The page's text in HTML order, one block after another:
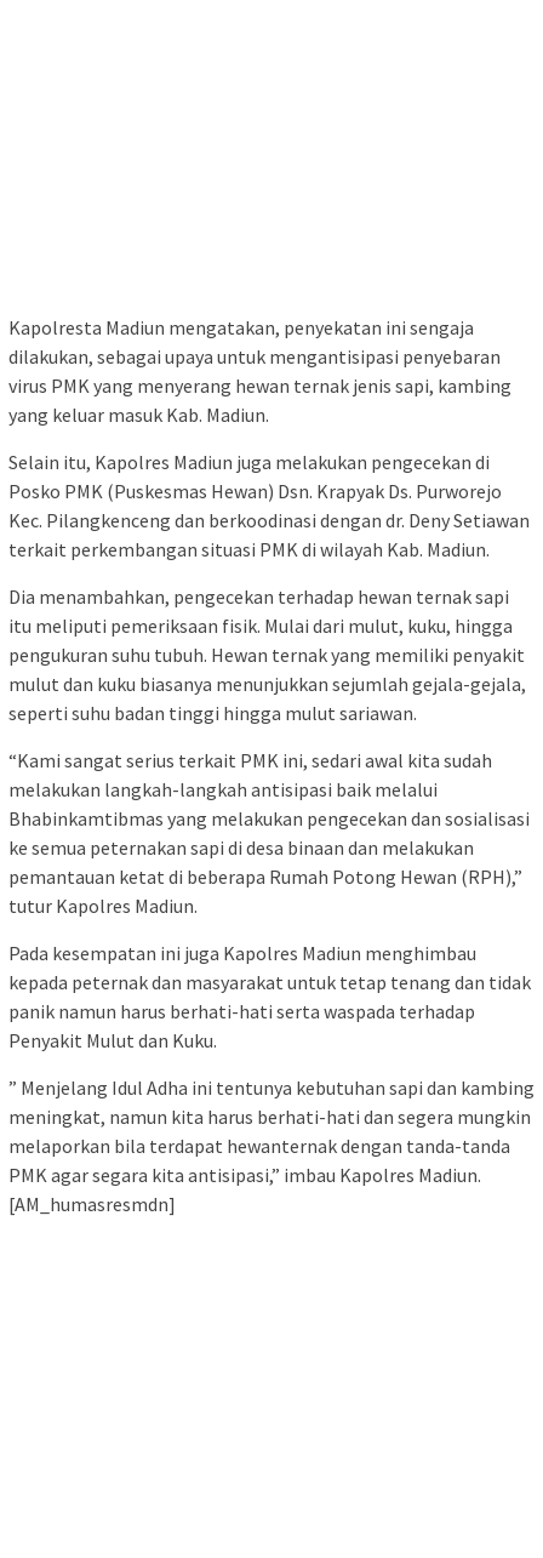
Kapolresta Madiun mengatakan, penyekatan ini sengaja
dilakukan, sebagai upaya untuk mengantisipasi penyebaran
virus PMK yang menyerang hewan ternak jenis sapi, kambing
yang keluar masuk Kab. Madiun.
Selain itu, Kapolres Madiun juga melakukan pengecekan di
Posko PMK (Puskesmas Hewan) Dsn. Krapyak Ds. Purworejo
Kec. Pilangkenceng dan berkoodinasi dengan dr. Deny Setiawan
terkait perkembangan situasi PMK di wilayah Kab. Madiun.
Dia menambahkan, pengecekan terhadap hewan ternak sapi
itu meliputi pemeriksaan fisik. Mulai dari mulut, kuku, hingga
pengukuran suhu tubuh. Hewan ternak yang memiliki penyakit
mulut dan kuku biasanya menunjukkan sejumlah gejala-gejala,
seperti suhu badan tinggi hingga mulut sariawan.
“Kami sangat serius terkait PMK ini, sedari awal kita sudah
melakukan langkah-langkah antisipasi baik melalui
Bhabinkamtibmas yang melakukan pengecekan dan sosialisasi
ke semua peternakan sapi di desa binaan dan melakukan
pemantauan ketat di beberapa Rumah Potong Hewan (RPH),”
tutur Kapolres Madiun.
Pada kesempatan ini juga Kapolres Madiun menghimbau
kepada peternak dan masyarakat untuk tetap tenang dan tidak
panik namun harus berhati-hati serta waspada terhadap
Penyakit Mulut dan Kuku.
” Menjelang Idul Adha ini tentunya kebutuhan sapi dan kambing
meningkat, namun kita harus berhati-hati dan segera mungkin
melaporkan bila terdapat hewanternak dengan tanda-tanda
PMK agar segara kita antisipasi,” imbau Kapolres Madiun.
[AM_humasresmdn]